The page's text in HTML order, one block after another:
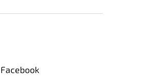
Facebook